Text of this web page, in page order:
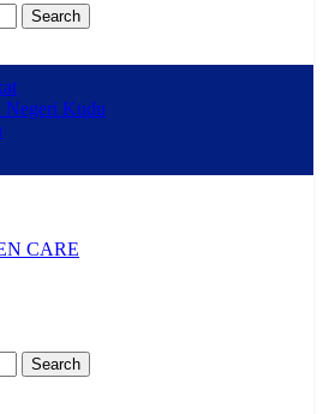
Negeri Kudu
Berkarakter RAPI BERWIBAWA
CARE